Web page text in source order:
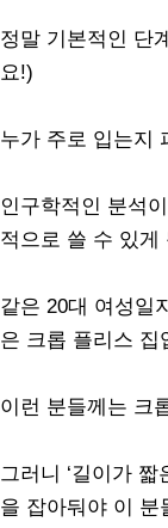
정말 기본적인 단
요!)
누가 주로 입는지
인구학적인 분석
적으로 쓸 수 있게
같은 20대 여성일
은 크롭 플리스
이런 분들께는 크
그러니 ‘길이가
을 잡아둬야 이 분